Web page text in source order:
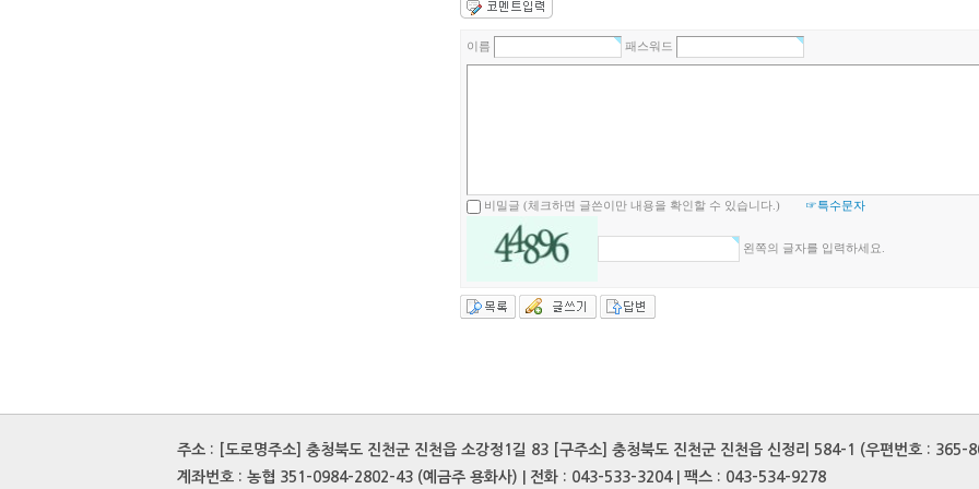
이름 패스워드
비밀글 (체크하면 글쓴이만 내용을 확인할 수 있습니다.) ☞특수문자
왼쪽의 글자를 입력하세요.
주소 : [도로명주소] 충청북도 진천군 진천읍 소강정1길 83 [구주소] 충청북도 진천군 진천읍 신정리 584-1 (우편번호 : 365-
계좌번호 : 농협 351-0984-2802-43 (예금주 용화사) | 전화 : 043-533-3204 | 팩스 : 043-534-9278